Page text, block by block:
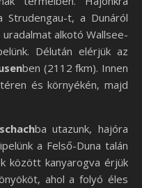
Strudengau-t, a Dunáról
alkotó Wallsee-
Délután elérjük az
ben (2112 fkm). Innen
és környékén, majd
ba utazunk, hajóra
a Felső-Duna talán
között kanyarogva érjük
ahol a folyó éles